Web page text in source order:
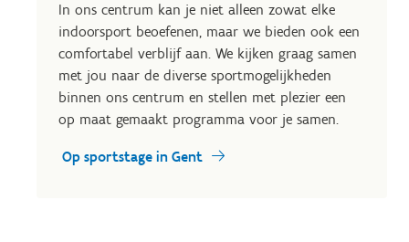
In ons centrum kan je niet alleen zowat elke
indoorsport beoefenen, maar we bieden ook een
comfortabel verblijf aan. We kijken graag samen
met jou naar de diverse sportmogelijkheden
binnen ons centrum en stellen met plezier een
op maat gemaakt programma voor je samen.
Op sportstage in Gent